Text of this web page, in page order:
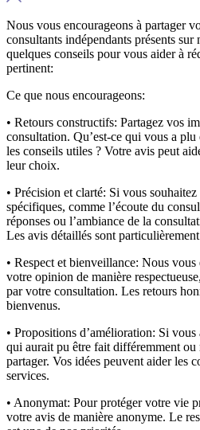
Nous vous encourageons à partager
consultants indépendants présents
quelques conseils pour vous aider à
pertinent:
Ce que nous encourageons:
• Retours constructifs: Partagez vos
consultation. Qu’est-ce qui vous a
les conseils utiles ? Votre avis peut
leur choix.
• Précision et clarté: Si vous
spécifiques, comme l’écoute du
réponses ou l’ambiance de la
Les avis détaillés sont
• Respect et bienveillance: Nous vous
votre opinion de manière
par votre consultation. Les retours
bienvenus.
• Propositions d’amélioration: Si vous
qui aurait pu être fait différemment ou
partager. Vos idées peuvent aider les
services.
• Anonymat: Pour protéger votre vie
votre avis de manière anonyme. Le